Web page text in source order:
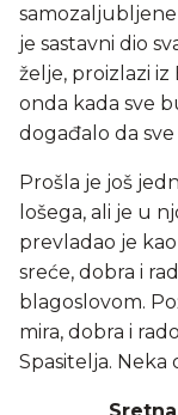
je sastavni dio
želje, proizlazi iz
onda kada sve
događalo da
Prošla je još
lošega, ali je u
prevladao je
sreće, dobra i
blagoslovom.
mira, dobra i
Spasitelja. Neka